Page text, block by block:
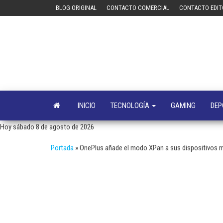
BLOG ORIGINAL CONTACTO COMERCIAL CONTACTO
INICIO TECNOLOGÍA GAMING
Hoy sábado 8 de agosto de 2026
Portada »OnePlus añade el modo XPan a sus dispositivos